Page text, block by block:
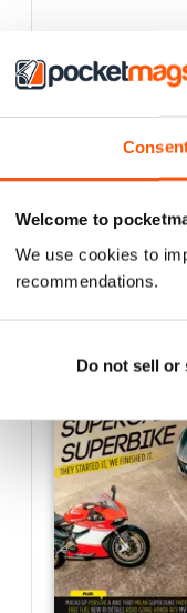
Welcome to
We use cookies to
recommendations.
Do not sell or
EDIZIONI